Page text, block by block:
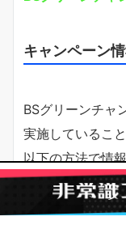
キャンペーン
BSグリーンチャ
実施しているこ
以下の方法で情